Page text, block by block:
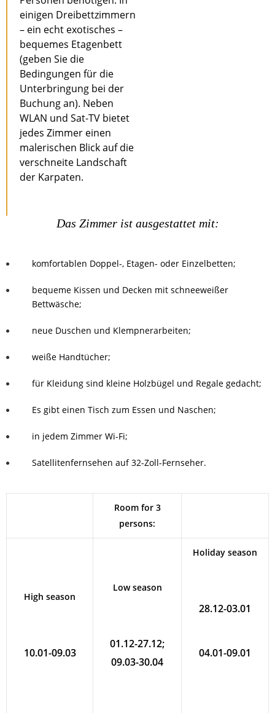
einigen Dreibettzimmern
– ein echt exotisches –
bequemes Etagenbett
(geben Sie die
Bedingungen für die
Unterbringung bei der
Buchung an). Neben
WLAN und Sat-TV bietet
jedes Zimmer einen
malerischen Blick auf die
verschneite Landschaft
der Karpaten.
Das Zimmer ist ausgestattet mit:
komfortablen Doppel-, Etagen- oder Einzelbetten;
bequeme Kissen und Decken mit schneeweißer
Bettwäsche;
neue Duschen und Klempnerarbeiten;
weiße Handtücher;
für Kleidung sind kleine Holzbügel und Regale gedacht;
Es gibt einen Tisch zum Essen und Naschen;
in jedem Zimmer Wi-Fi;
Satellitenfernsehen auf 32-Zoll-Fernseher.
Room for 3
persons:
High season
10.01-09.03
Low season
01.12-27.12;
09.03-30.04
Holiday season
28.12-03.01
04.01-09.01